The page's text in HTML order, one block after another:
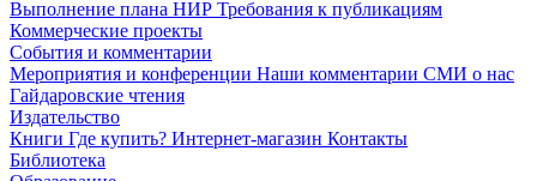
Выполнение плана НИР Требования к публикациям
Коммерческие проекты
События и комментарии
Мероприятия и конференции Наши комментарии СМИ о нас
Гайдаровские чтения
Издательство
Книги Где купить? Интернет-магазин Контакты
Библиотека